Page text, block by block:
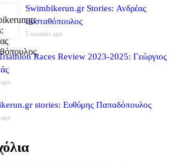
Swimbikerun.gr Stories: Ανδρέας
Ευσταθόπουλος
5 months ago
Races Review 2023-2025: Γεώργιος
stories: Ευθύμης Παπαδόπουλος